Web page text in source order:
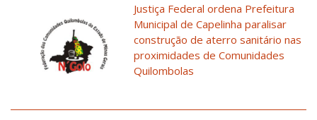
Justiça Federal ordena Prefeitura
Municipal de Capelinha paralisar
construção de aterro sanitário nas
proximidades de Comunidades
Quilombolas